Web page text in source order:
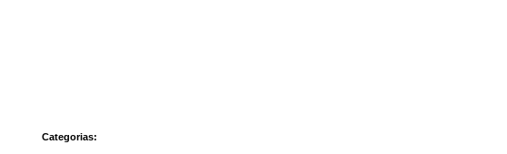
Categorias: